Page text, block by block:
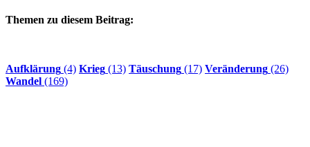
Themen zu diesem Beitrag:
Aufklärung (4) Krieg (13) Täuschung (17) Veränderung (26)
Wandel (169)